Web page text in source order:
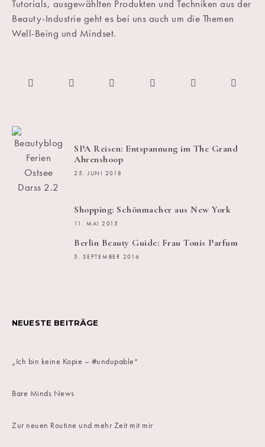
Tutorials, ausgewählten Produkten und Techniken aus der
Beauty-Industrie geht es bei uns auch um die Themen
Well-Being und Mindset.
SPA Reisen: Entspannung im The Grand
Ahrenshoop
25. JUNI 2018
Shopping: Schönmacher aus New York
11. MAI 2015
Berlin Beauty Guide: Frau Tonis Parfum
5. SEPTEMBER 2016
NEUESTE BEITRÄGE
„Ich bin keine Kopie – #undupable“
Bare Minds News
Zur neuen Routine und mehr Zeit mit mir